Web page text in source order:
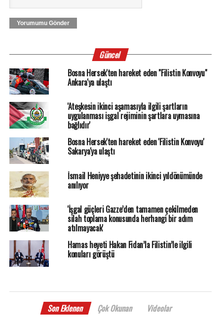
Yorumumu Gönder
Güncel
Bosna Hersek'ten hareket eden "Filistin Konvoyu"
Ankara'ya ulaştı
'Ateşkesin ikinci aşamasıyla ilgili şartların
uygulanması işgal rejiminin şartlara uymasına
bağlıdır'
Bosna Hersek'ten hareket eden 'Filistin Konvoyu'
Sakarya'ya ulaştı
İsmail Heniyye şehadetinin ikinci yıldönümünde
anılıyor
'İşgal güçleri Gazze’den tamamen çekilmeden
silah toplama konusunda herhangi bir adım
atılmayacak'
Hamas heyeti Hakan Fidan’la Filistin’le ilgili
konuları görüştü
Son Eklenen Çok Okunan Videolar